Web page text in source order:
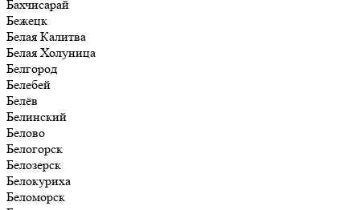
Бахчисарай
Бежецк
Белая Калитва
Белая Холуница
Белгород
Белебей
Белёв
Белинский
Белово
Белогорск
Белозерск
Белокуриха
Беломорск